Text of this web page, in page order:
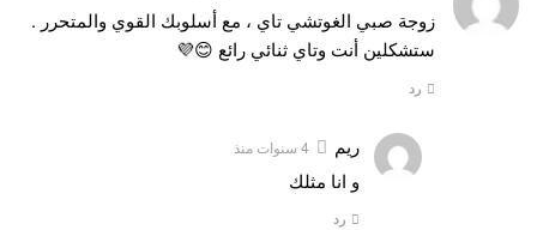
زوجة صبي الغوتشي تاي ، مع أسلوبك القوي والمتحرر .
ستشكلين أنت وتاي ثنائي رائع 😊💜
رد
ريم 4 سنوات منذ
و انا مثلك
رد